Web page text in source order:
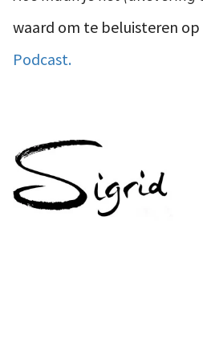
waard om te beluisteren op
Podcast.